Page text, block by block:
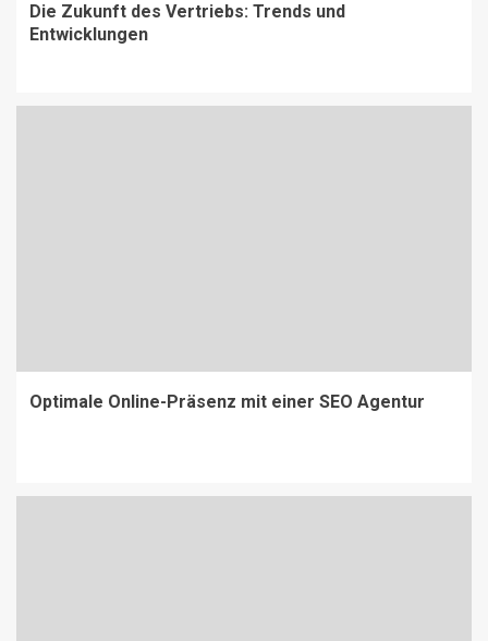
Die Zukunft des Vertriebs: Trends und
Entwicklungen
Optimale Online-Präsenz mit einer SEO Agentur